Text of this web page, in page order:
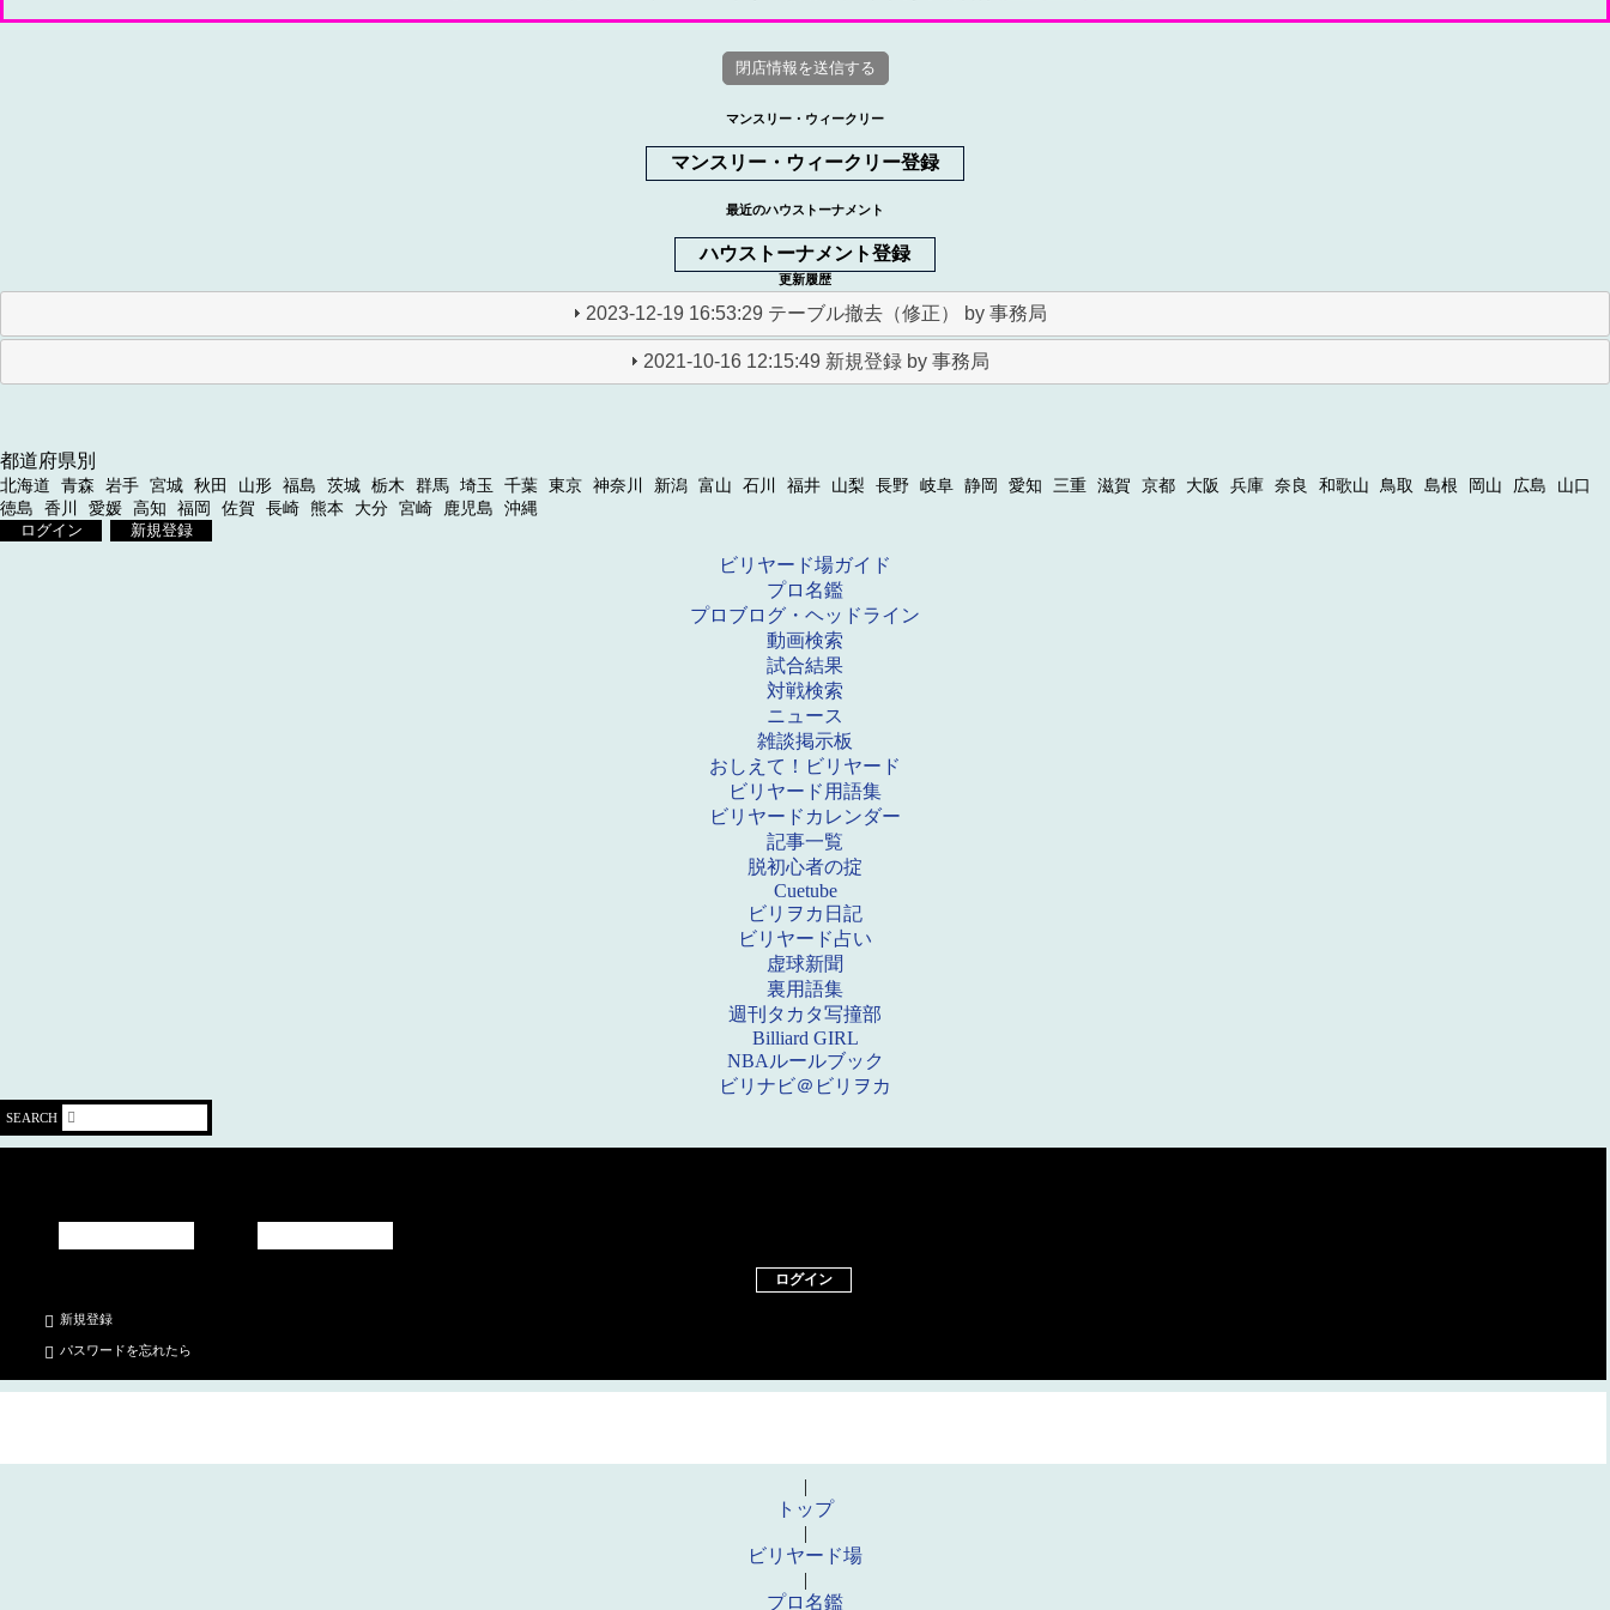
マンスリー・ウィークリー
マンスリー・ウィークリー登録
最近のハウストーナメント
ハウストーナメント登録
更新履歴
2023-12-19 16:53:29 テーブル撤去（修正） by 事務局
2021-10-16 12:15:49 新規登録 by 事務局
都道府県別
北海道 青森 岩手 宮城 秋田 山形 福島 茨城 栃木 群馬 埼玉 千葉 東京 神奈川 新潟 富山 石川 福井 山梨 長野 岐阜 静岡 愛知 三重 滋賀 京都 大阪 兵庫 奈良 和歌山 鳥取 島根 岡山 広島
山口
徳島
香川 愛媛 高知 福岡 佐賀 長崎 熊本 大分 宮崎 鹿児島
沖縄
ログイン
新規登録
ビリヤード場ガイド
プロ名鑑
プロブログ・ヘッドライン
動画検索
試合結果
対戦検索
ニュース
雑談掲示板
おしえて！ビリヤード
ビリヤード用語集
ビリヤードカレンダー
記事一覧
脱初心者の掟
Cuetube
ビリヲカ日記
ビリヤード占い
虚球新聞
裏用語集
週刊タカタ写撞部
Billiard GIRL
NBAルールブック
ビリナビ＠ビリヲカ
SEARCH
ログイン
新規登録
パスワードを忘れたら
|
トップ
|
ビリヤード場
|
プロ名鑑